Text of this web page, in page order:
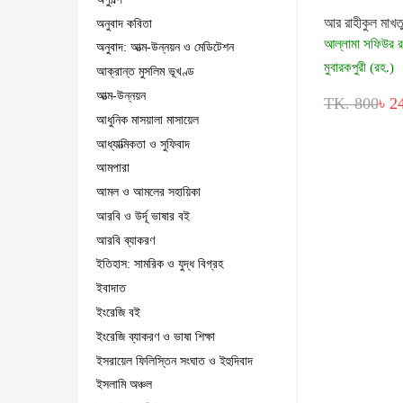
অনুবাদ কবিতা
অনুবাদ: আত্ম-উন্নয়ন ও মেডিটেশন
আক্রান্ত মুসলিম ভূখণ্ড
আত্ম-উন্নয়ন
আধুনিক মাসয়ালা মাসায়েল
আধ্যাত্মিকতা ও সুফিবাদ
আমপারা
আমল ও আমলের সহায়িকা
আরবি ও উর্দূ ভাষার বই
আরবি ব্যাকরণ
ইতিহাস: সামরিক ও যুদ্ধ বিগ্রহ
ইবাদাত
ইংরেজি বই
ইংরেজি ব্যাকরণ ও ভাষা শিক্ষা
ইসরায়েল ফিলিস্তিন সংঘাত ও ইহুদিবাদ
ইসলামি অঞ্চল
আর রাহীকুল
আল্লামা সফিউর
মুবারকপুরী (রহ.)
TK. 800৳